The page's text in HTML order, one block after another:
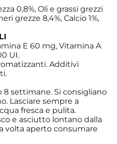
0,8%, Oli e grassi grezzi
grezze 8,4%, Calcio 1%,
E 60 mg, Vitamina A
UI.
Additivi
settimane. Si consigliano
Lasciare sempre a
fresca e pulita.
e asciutto lontano dalla
volta aperto consumare